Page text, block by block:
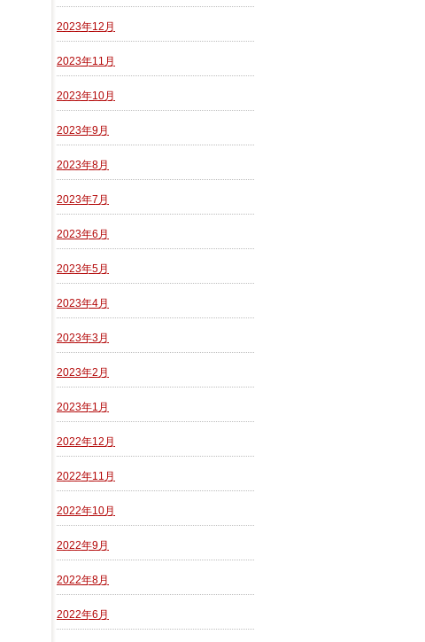
2023年12月
2023年11月
2023年10月
2023年9月
2023年8月
2023年7月
2023年6月
2023年5月
2023年4月
2023年3月
2023年2月
2023年1月
2022年12月
2022年11月
2022年10月
2022年9月
2022年8月
2022年6月